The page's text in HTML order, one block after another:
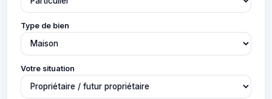
Type de bien
Votre situation